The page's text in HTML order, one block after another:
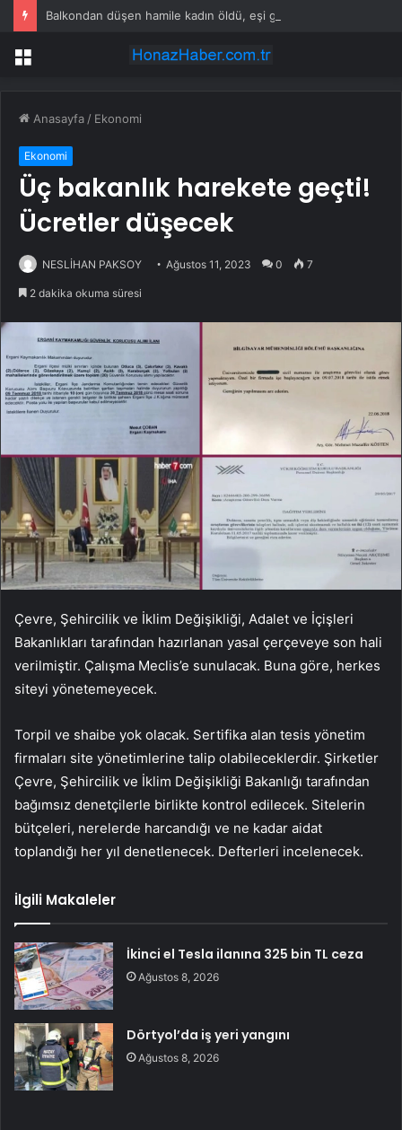
Balkondan düşen hamile kadın öldü, eşi gözaltında
Menü
Anasayfa / Ekonomi
Ekonomi
Üç bakanlık harekete geçti!
Ücretler düşecek
NESLİHAN PAKSOY Ağustos 11, 2023 0 7
2 dakika okuma süresi
Çevre, Şehircilik ve İklim Değişikliği, Adalet ve İçişleri
Bakanlıkları tarafından hazırlanan yasal çerçeveye son hali
verilmiştir. Çalışma Meclis’e sunulacak. Buna göre, herkes
siteyi yönetemeyecek.
Torpil ve shaibe yok olacak. Sertifika alan tesis yönetim
firmaları site yönetimlerine talip olabileceklerdir. Şirketler
Çevre, Şehircilik ve İklim Değişikliği Bakanlığı tarafından
bağımsız denetçilerle birlikte kontrol edilecek. Sitelerin
bütçeleri, nerelerde harcandığı ve ne kadar aidat
toplandığı her yıl denetlenecek. Defterleri incelenecek.
İlgili Makaleler
İkinci el Tesla ilanına 325 bin TL ceza
Ağustos 8, 2026
Dörtyol’da iş yeri yangını
Ağustos 8, 2026